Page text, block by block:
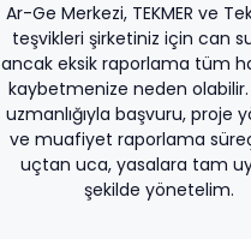
Ar-Ge Merkezi, TEKMER ve
teşvikleri şirketiniz için can
ancak eksik raporlama tüm
kaybetmenize neden olabilir.
uzmanlığıyla başvuru, proje
ve muafiyet raporlama
uçtan uca, yasalara tam
şekilde yönetelim.